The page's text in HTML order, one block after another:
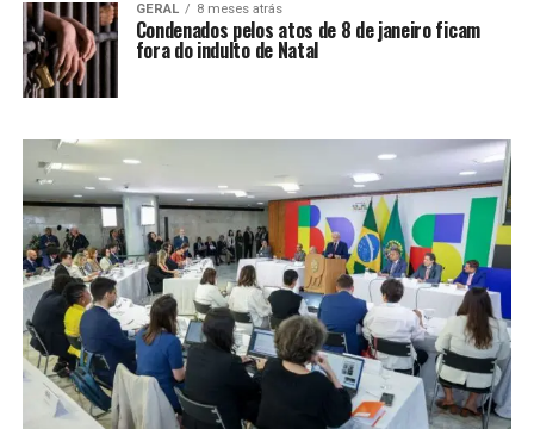
GERAL 8 meses atrás
Condenados pelos atos de 8 de janeiro ficam
fora do indulto de Natal